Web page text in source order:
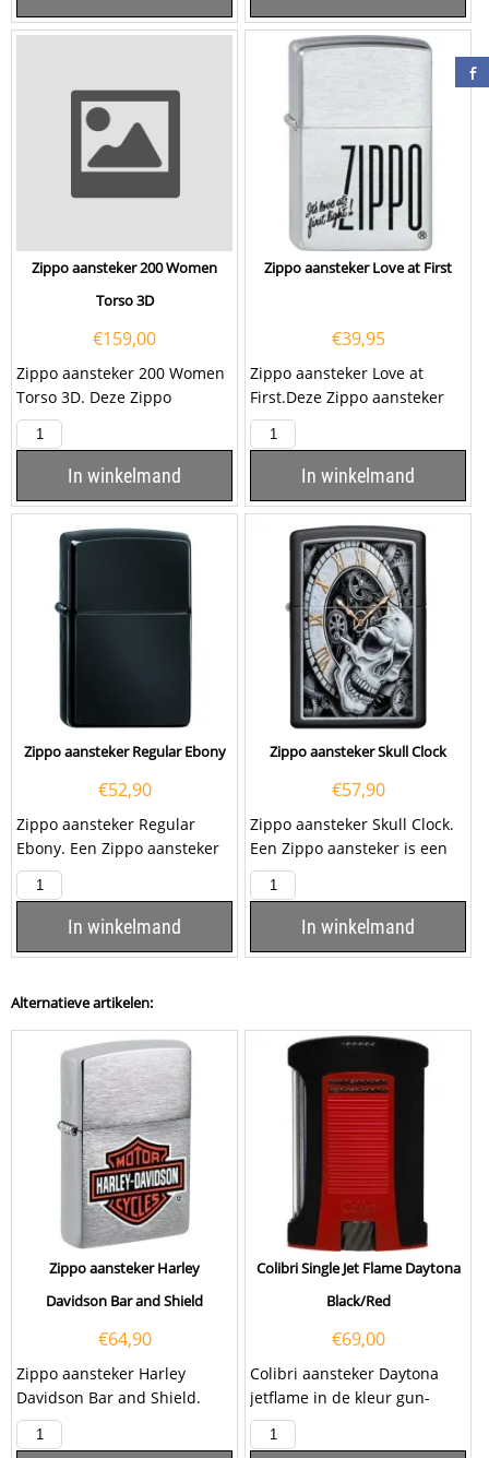
Zippo aansteker 200 Women
Torso 3D
€159,00
Zippo aansteker 200 Women
Torso 3D. Deze Zippo
aansteker heeft een
geborsteld chromen
afwerking en...
In winkelmand
Zippo aansteker Love at First
€39,95
Zippo aansteker Love at
First.Deze Zippo aansteker
heeft een brushed chrome
afwerking met een...
In winkelmand
Zippo aansteker Regular Ebony
€52,90
Zippo aansteker Regular
Ebony. Een Zippo aansteker
is een zeer kwalitatieve
aanstekers met de...
In winkelmand
Zippo aansteker Skull Clock
€57,90
Zippo aansteker Skull Clock.
Een Zippo aansteker is een
zeer kwalitatieve aanstekers
met de...
In winkelmand
Alternatieve artikelen:
Zippo aansteker Harley
Davidson Bar and Shield
€64,90
Zippo aansteker Harley
Davidson Bar and Shield.
Deze Zippo aansteker heeft
een geborsteld chromen...
Colibri Single Jet Flame Daytona
Black/Red
€69,00
Colibri aansteker Daytona
jetflame in de kleur gun-
zwart/rood. Deze Colibri
aansteker heeft een...